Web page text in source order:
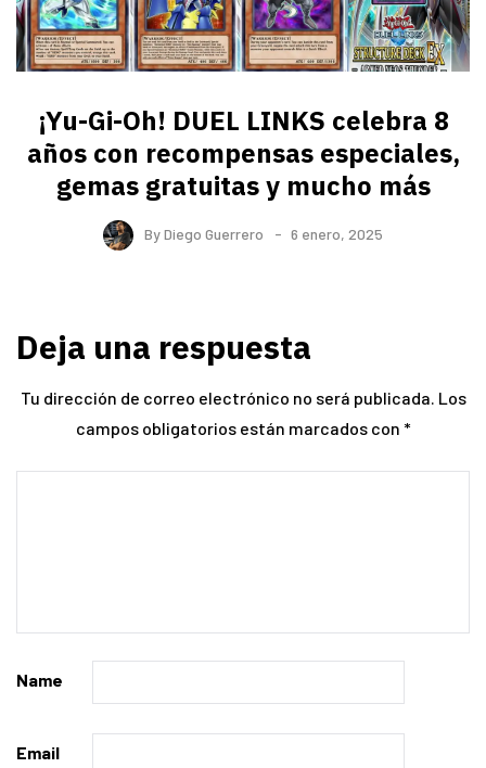
¡Yu-Gi-Oh! DUEL LINKS celebra 8
años con recompensas especiales,
gemas gratuitas y mucho más
ByDiego Guerrero 6 enero, 2025
Deja una respuesta
Tu dirección de correo electrónico no será publicada. Los
campos obligatorios están marcados con *
Name
Email